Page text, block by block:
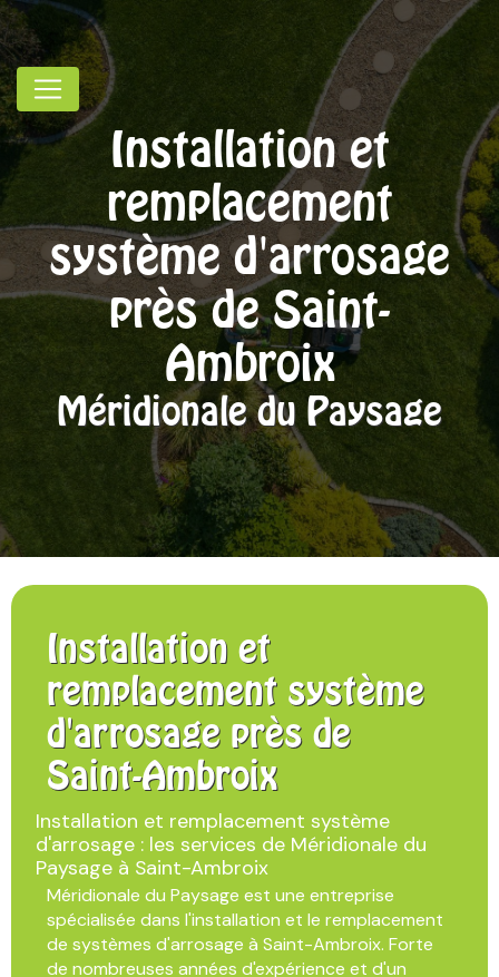
Installation et
remplacement
système d'arrosage
près de Saint-
Ambroix
Méridionale du Paysage
Installation et
remplacement système
d'arrosage près de
Saint-Ambroix
Installation et remplacement système
d'arrosage : les services de Méridionale du
Paysage à Saint-Ambroix
Méridionale du Paysage est une entreprise
spécialisée dans l'installation et le remplacement
de systèmes d'arrosage à Saint-Ambroix. Forte
de nombreuses années d'expérience et d'un
Panneau de gestion des cookies